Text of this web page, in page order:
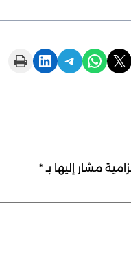
Share on X
Share on WhatsApp
Share on Telegram
Share on LinkedIn
Print this Page
مشار إليها بـ *